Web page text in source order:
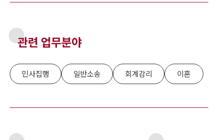
관련 업무분야
민사집행 일반소송 회계감리 이혼